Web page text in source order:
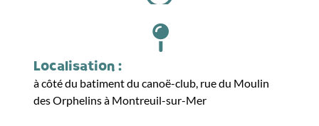
Localisation :
à côté du batiment du canoë-club, rue du Moulin
des Orphelins à Montreuil-sur-Mer